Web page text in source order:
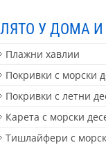
ЛЯТО У ДОМА
Плажни хавлии
Покривки с морски
Покривки с летни
Карета с морски
Тишлайфери с